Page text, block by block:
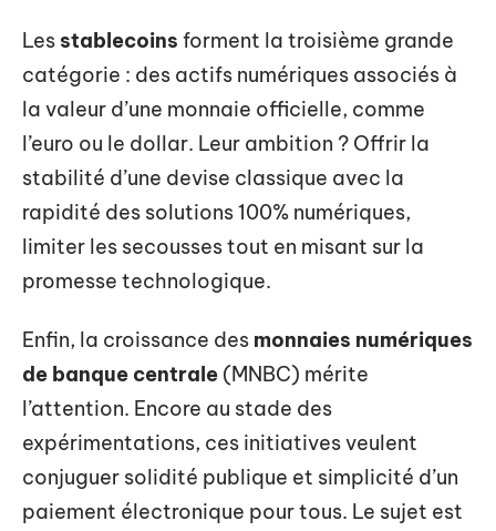
Les stablecoins forment la troisième grande
catégorie : des actifs numériques associés à
la valeur d’une monnaie officielle, comme
l’euro ou le dollar. Leur ambition ? Offrir la
stabilité d’une devise classique avec la
rapidité des solutions 100% numériques,
limiter les secousses tout en misant sur la
promesse technologique.
Enfin, la croissance des monnaies numériques
de banque centrale (MNBC) mérite
l’attention. Encore au stade des
expérimentations, ces initiatives veulent
conjuguer solidité publique et simplicité d’un
paiement électronique pour tous. Le sujet est